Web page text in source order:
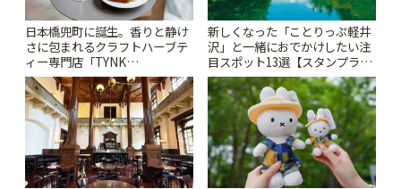
日本橋兜町に誕生。香りと静け
さに包まれるクラフトハーブテ
ィー専門店「TYNK
Kabutocho」 | ことりっぷ
新しくなった「ことりっぷ軽井
沢」と一緒におでかけしたい注
目スポット13選【スタンプラリ
ー開催中】 | ことりっぷ